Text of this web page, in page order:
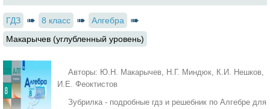
ГДЗ 8 класс
Алгебра
Макарычев (углубленный уровень)
Авторы: Ю.Н. Макарычев, Н.Г. Миндюк, К.И. Нешков,
И.Е. Феоктистов
Зубрилка - подробные гдз и решебник по Алгебре для